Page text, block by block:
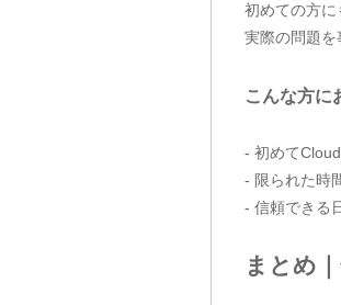
初めての方
実際の問題を
こんな方に
- 初めて
- 限られた時
- 信頼できる
まとめ